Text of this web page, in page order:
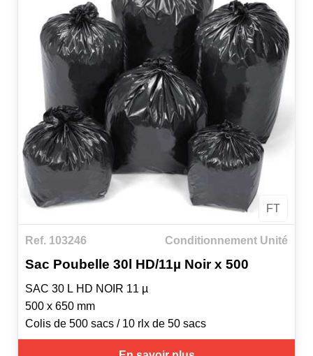
FT
Ref. 103246 Conditionnement Unité
Sac Poubelle 30l HD/11µ Noir x 500
SAC 30 L HD NOIR 11 µ
500 x 650 mm
Colis de 500 sacs / 10 rlx de 50 sacs